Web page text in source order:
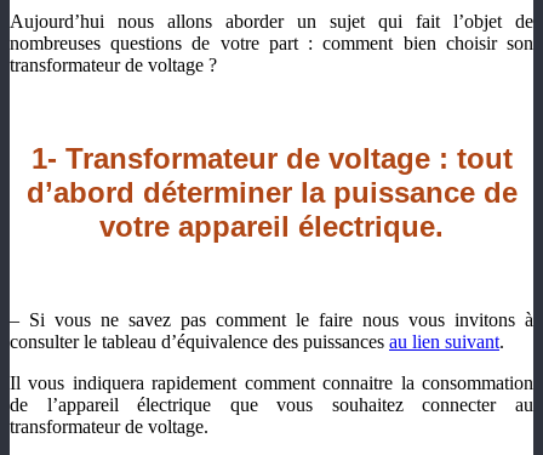
Aujourd’hui nous allons aborder un sujet qui fait l’objet de
nombreuses questions de votre part : comment bien choisir son
transformateur de voltage ?
1- Transformateur de voltage : tout
d’abord déterminer la puissance de
votre appareil électrique.
– Si vous ne savez pas comment le faire nous vous invitons à
consulter le tableau d’équivalence des puissances au lien suivant.
Il vous indiquera rapidement comment connaitre la consommation
de l’appareil électrique que vous souhaitez connecter au
transformateur de voltage.